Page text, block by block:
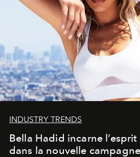
INDUSTRY TRENDS
Bella Hadid incarne
dans la nouvelle